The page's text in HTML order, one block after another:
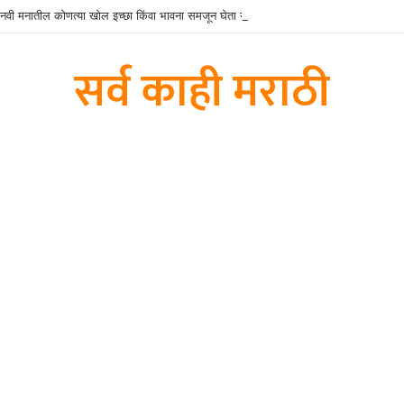
मनातील कोणत्या खोल इच्छा किंवा भावना समजून घेता येतात?
सर्व काही मराठी